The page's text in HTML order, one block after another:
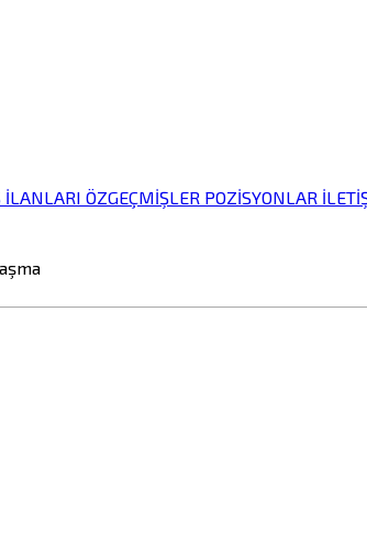
İLANLARI ÖZGEÇMİŞLER POZİSYONLAR